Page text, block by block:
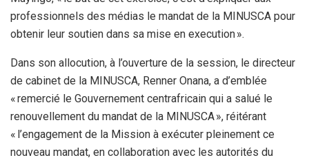
professionnels des médias le mandat de la MINUSCA pour
obtenir leur soutien dans sa mise en execution ».
Dans son allocution, à l’ouverture de la session, le directeur
de cabinet de la MINUSCA, Renner Onana, a d’emblée
« remercié le Gouvernement centrafricain qui a salué le
renouvellement du mandat de la MINUSCA », réitérant
« l’engagement de la Mission à exécuter pleinement ce
nouveau mandat, en collaboration avec les autorités du